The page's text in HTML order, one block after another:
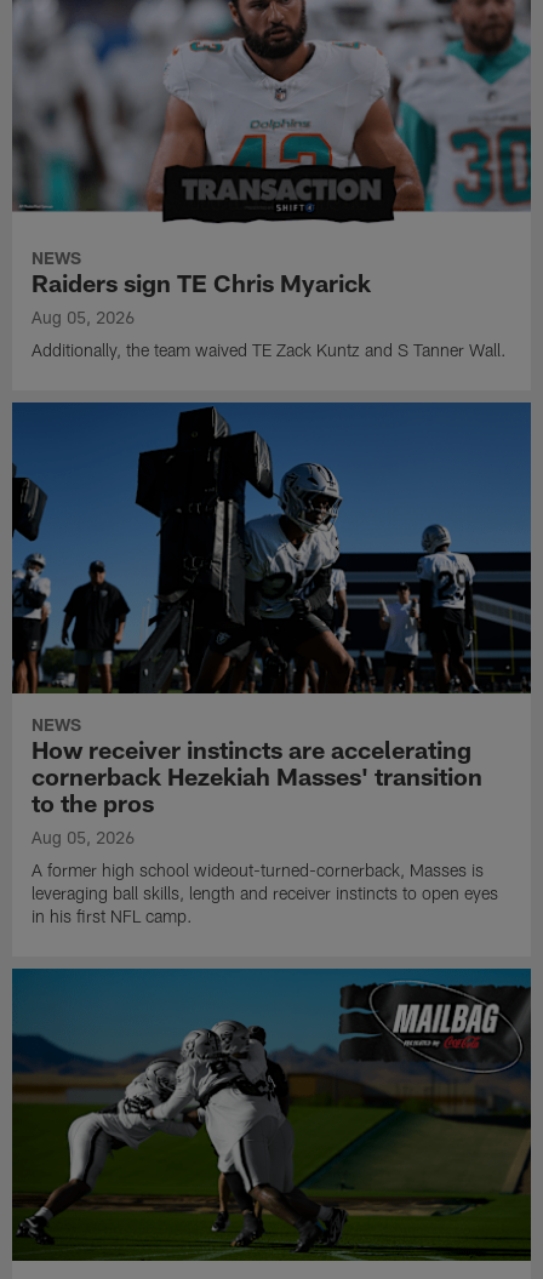
NEWS
Raiders sign TE Chris Myarick
Aug 05, 2026
Additionally, the team waived TE Zack Kuntz and S Tanner Wall.
NEWS
How receiver instincts are accelerating
cornerback Hezekiah Masses' transition
to the pros
Aug 05, 2026
A former high school wideout-turned-cornerback, Masses is
leveraging ball skills, length and receiver instincts to open eyes
in his first NFL camp.